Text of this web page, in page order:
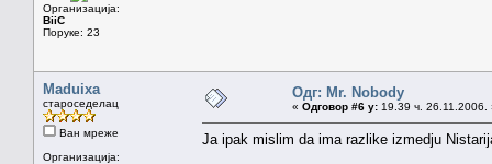
Организација:
BiiC
Поруке: 23
Maduixa
староседелац
Ван мреже
Организација:
Одг: Mr. Nobody
« Одговор #6 у: 19.39 ч. 26.11.2006.
Ja ipak mislim da ima razlike izmedju